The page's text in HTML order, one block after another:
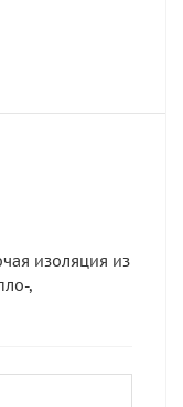
изоляция из
,
и полов.